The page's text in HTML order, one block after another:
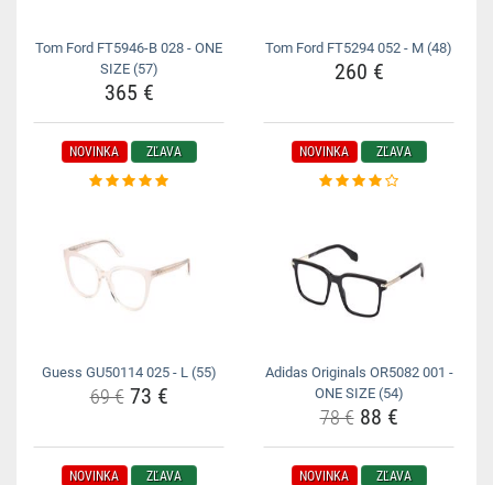
Tom Ford FT5946-B 028 - ONE
SIZE (57)
365 €
Tom Ford FT5294 052 - M (48)
260 €
NOVINKA ZĽAVA
Guess GU50114 025 - L (55)
69 €73 €
NOVINKA ZĽAVA
Adidas Originals OR5082 001 -
ONE SIZE (54)
78 €88 €
NOVINKA ZĽAVA NOVINKA ZĽAVA